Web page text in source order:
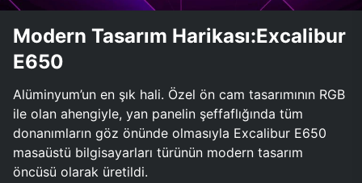
Modern Tasarım Harikası:Excalibur
E650
Alüminyum’un en şık hali. Özel ön cam tasarımının RGB
ile olan ahengiyle, yan panelin şeffaflığında tüm
donanımların göz önünde olmasıyla Excalibur E650
masaüstü bilgisayarları türünün modern tasarım
öncüsü olarak üretildi.